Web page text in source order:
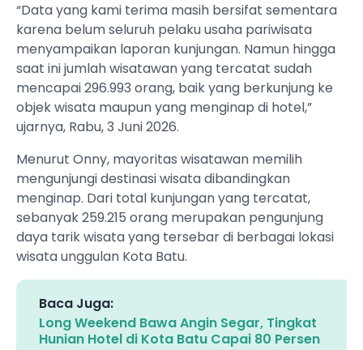
“Data yang kami terima masih bersifat sementara
karena belum seluruh pelaku usaha pariwisata
menyampaikan laporan kunjungan. Namun hingga
saat ini jumlah wisatawan yang tercatat sudah
mencapai 296.993 orang, baik yang berkunjung ke
objek wisata maupun yang menginap di hotel,”
ujarnya, Rabu, 3 Juni 2026.
Menurut Onny, mayoritas wisatawan memilih
mengunjungi destinasi wisata dibandingkan
menginap. Dari total kunjungan yang tercatat,
sebanyak 259.215 orang merupakan pengunjung
daya tarik wisata yang tersebar di berbagai lokasi
wisata unggulan Kota Batu.
Baca Juga:
Long Weekend Bawa Angin Segar, Tingkat
Hunian Hotel di Kota Batu Capai 80 Persen